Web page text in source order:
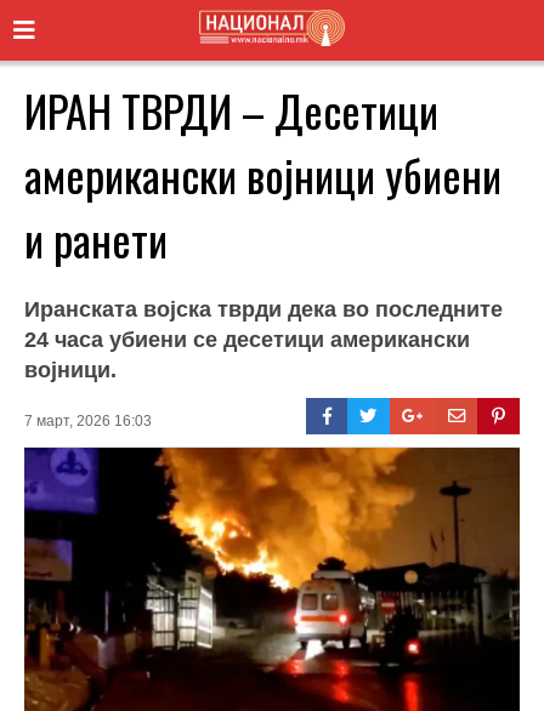
ИРАН ТВРДИ – Десетици
американски војници убиени
и ранети
Иранската војска тврди дека во последните
24 часа убиени се десетици американски
војници.
7 март, 2026 16:03